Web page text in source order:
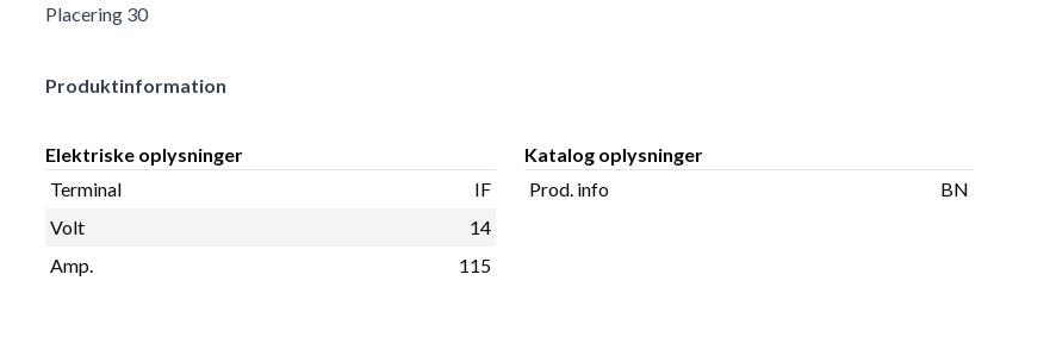
Placering 30
Produktinformation
Elektriske oplysninger
Terminal
IF
Volt
14
Amp.
115
Katalog oplysninger
Prod. info
BN